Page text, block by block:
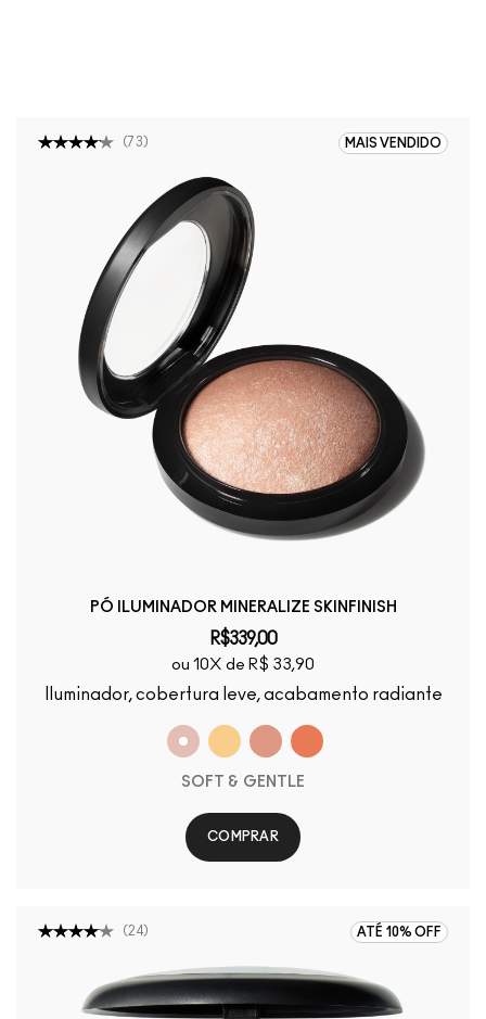
MAIS VENDIDO
(73 )
PÓ ILUMINADOR MINERALIZE SKINFINISH
R$339,00
ou 10X de R$ 33,90
Iluminador, cobertura leve, acabamento radiante
SOFT & GENTLE
COMPRAR
ATÉ 10% OFF
( 24)